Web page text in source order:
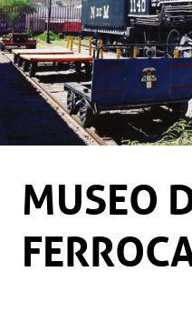
MUSEO